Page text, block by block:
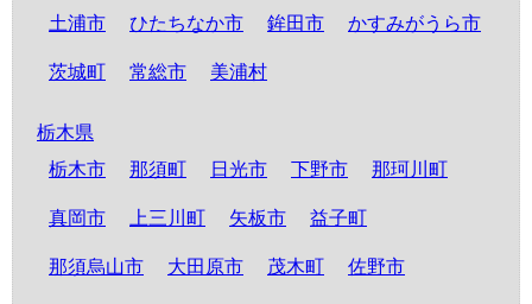
土浦市 ひたちなか市 鉾田市 かすみがうら市
茨城町 常総市 美浦村
栃木県
栃木市
那須町 日光市 下野市 那珂川町
真岡市 上三川町 矢板市 益子町
那須烏山市 大田原市 茂木町 佐野市